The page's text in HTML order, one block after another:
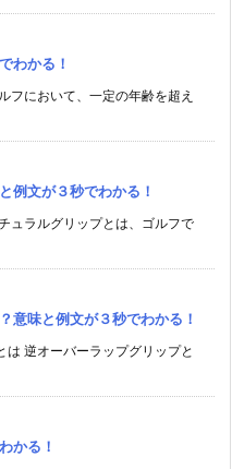
わかる！
フにおいて、一定の年齢を超え
例文が３秒でわかる！
ュラルグリップとは、ゴルフで
意味と例文が３秒でわかる！
は 逆オーバーラップグリップと
かる！